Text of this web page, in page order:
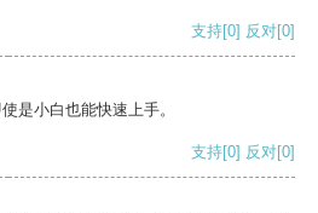
支持[0] 反对[0]
是小白也能快速上手。
支持[0] 反对[0]